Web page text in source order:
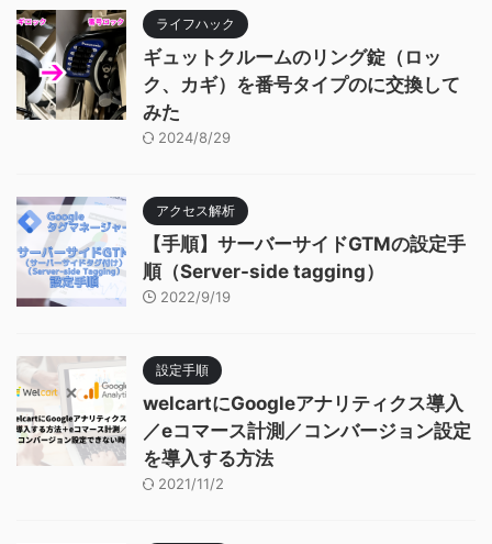
ライフハック
ギュットクルームのリング錠（ロッ
ク、カギ）を番号タイプのに交換して
みた
2024/8/29
アクセス解析
【手順】サーバーサイドGTMの設定手
順（Server-side tagging）
2022/9/19
設定手順
welcartにGoogleアナリティクス導入
／eコマース計測／コンバージョン設定
を導入する方法
2021/11/2